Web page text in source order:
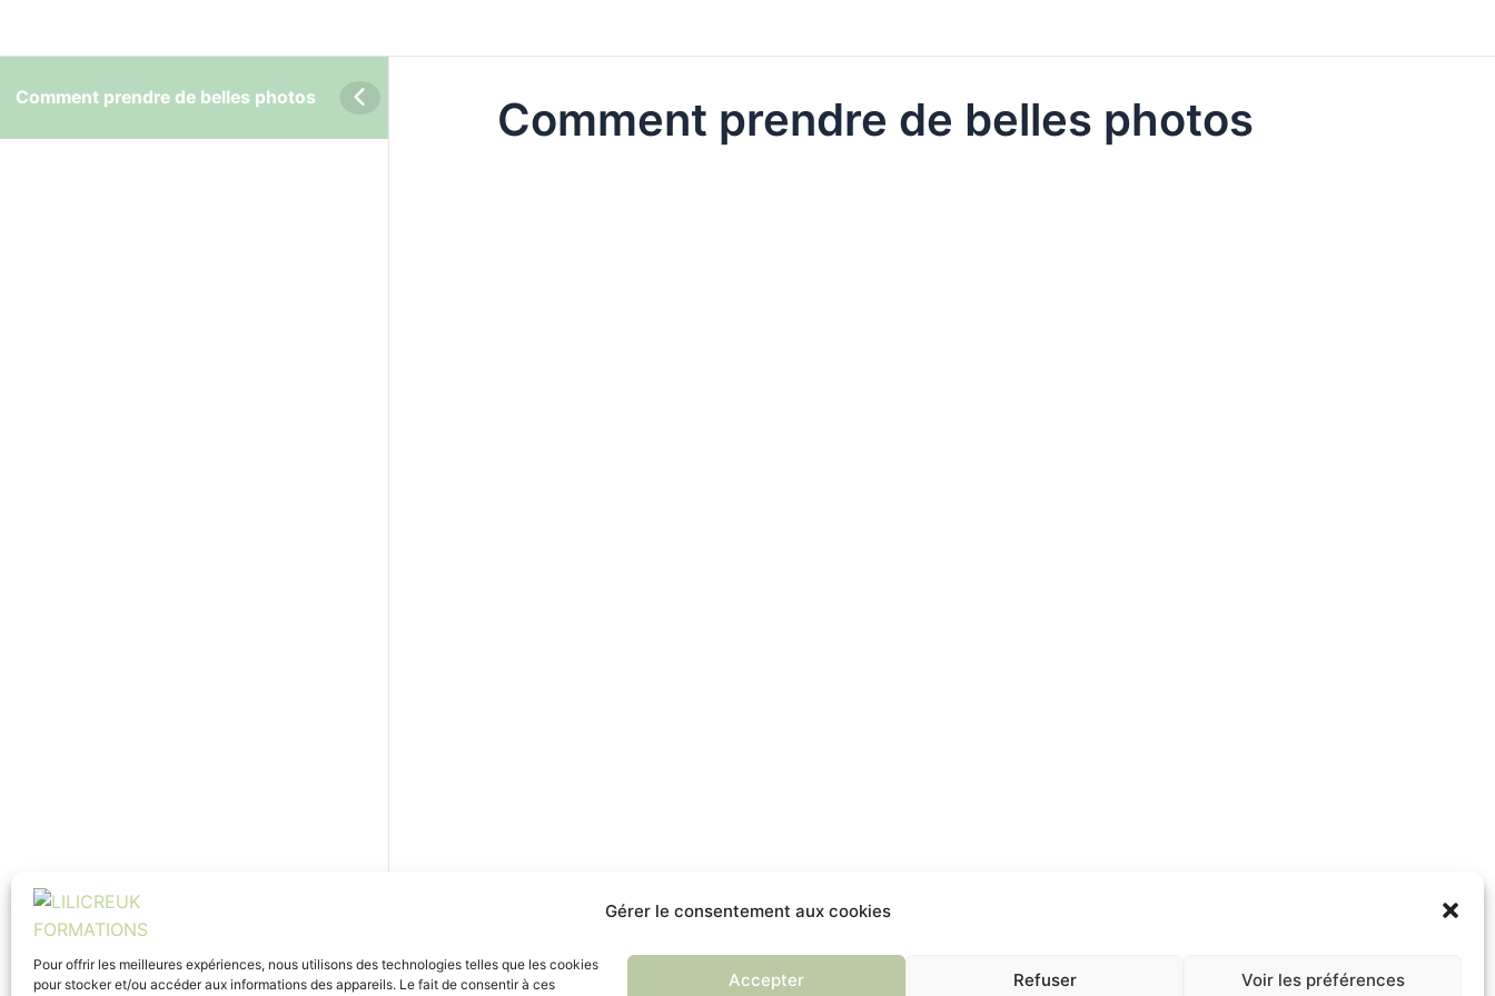
Gérer le consentement aux cookies
Pour offrir les meilleures expériences, nous utilisons des technologies telles que les cookies
pour stocker et/ou accéder aux informations des appareils. Le fait de consentir à ces
Accepter Refuser Voir les préférences
Comment prendre de belles photos Comment prendre de belles photos